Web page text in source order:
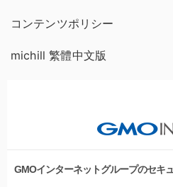
コンテンツポリシー
michill 繁體中文版
GMOインターネットグループのセキ